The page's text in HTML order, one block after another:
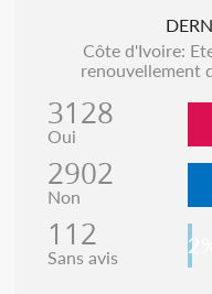
Côte d'Ivoire:
renouvellement
3128
Oui
2902
Non
112
Sans avis 2%